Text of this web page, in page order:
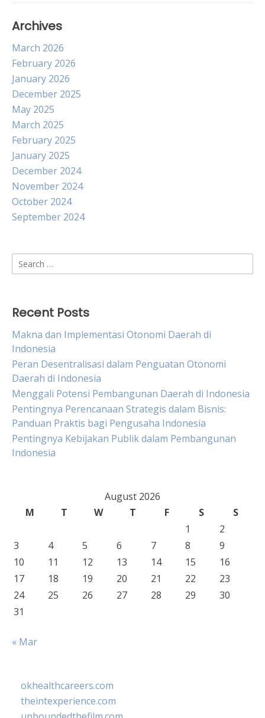
Archives
March 2026
February 2026
January 2026
December 2025
May 2025
March 2025
February 2025
January 2025
December 2024
November 2024
October 2024
September 2024
Search
for:
Recent Posts
Makna dan Implementasi Otonomi Daerah di
Indonesia
Peran Desentralisasi dalam Penguatan Otonomi
Daerah di Indonesia
Menggali Potensi Pembangunan Daerah di Indonesia
Pentingnya Perencanaan Strategis dalam Bisnis:
Panduan Praktis bagi Pengusaha Indonesia
Pentingnya Kebijakan Publik dalam Pembangunan
Indonesia
August 2026
M
T W T F S
S
1
2
3
4 5 6 7 8
9
10
11 12 13 14 15
16
17
18 19 20 21 22
23
24
25 26 27 28 29
30
31
« Mar
okhealthcareers.com
theintexperience.com